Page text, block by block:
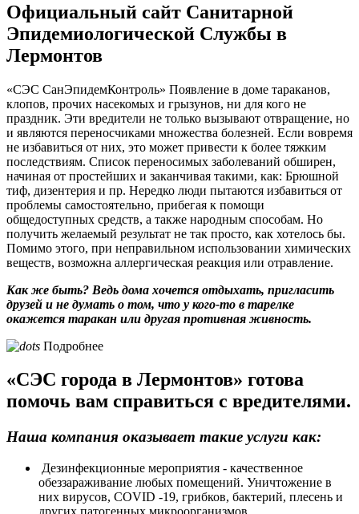
Официальный сайт Санитарной
Эпидемиологической Службы в
Лермонтов
«СЭС СанЭпидемКонтроль» Появление в доме тараканов,
клопов, прочих насекомых и грызунов, ни для кого не
праздник. Эти вредители не только вызывают отвращение, но
и являются переносчиками множества болезней. Если вовремя
не избавиться от них, это может привести к более тяжким
последствиям. Список переносимых заболеваний обширен,
начиная от простейших и заканчивая такими, как: Брюшной
тиф, дизентерия и пр. Нередко люди пытаются избавиться от
проблемы самостоятельно, прибегая к помощи
общедоступных средств, а также народным способам. Но
получить желаемый результат не так просто, как хотелось бы.
Помимо этого, при неправильном использовании химических
веществ, возможна аллергическая реакция или отравление.
Как же быть? Ведь дома хочется отдыхать, пригласить
друзей и не думать о том, что у кого-то в тарелке
окажется таракан или другая противная живность.
Подробнее
«СЭС города в Лермонтов» готова
помочь вам справиться с вредителями.
Наша компания оказывает такие услуги как:
Дезинфекционные мероприятия - качественное
обеззараживание любых помещений. Уничтожение в
них вирусов, COVID -19, грибков, бактерий, плесень и
других патогенных микроорганизмов.